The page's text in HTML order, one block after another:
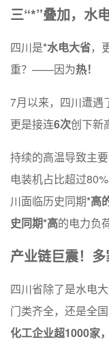
三“*”叠加，水
四川是*水电大省，
重？——因为热！
7月以来，四川遭遇
更是接连6次创下新
持续的高温导致主
电装机占比超过
川面临历史同期*高
史同期*高的电力负
产业链巨震！多
四川省除了是水电
门类齐全，还是全
化工企业超1000家，